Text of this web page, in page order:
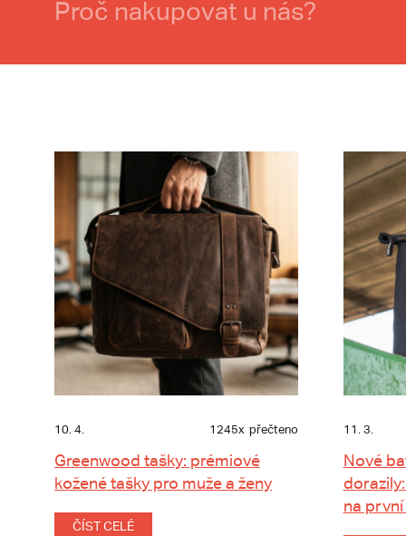
Proč nakupovat u nás?
10. 4. 1245x přečteno
Greenwood tašky: prémiové
kožené tašky pro muže a ženy
ČÍST CELÉ
11. 3.
Nové
na